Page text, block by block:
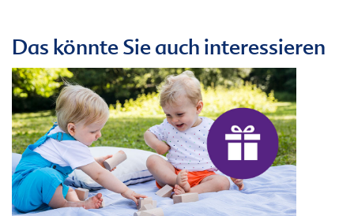
Das könnte Sie auch interessieren